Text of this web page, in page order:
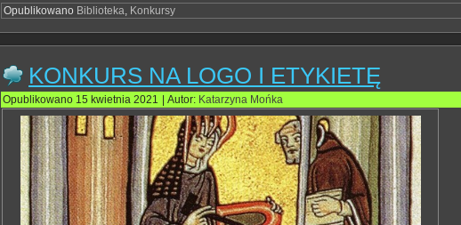
Opublikowano Biblioteka, Konkursy
KONKURS NA LOGO I ETYKIETĘ
Opublikowano 15 kwietnia 2021 Autor: Katarzyna Mońka